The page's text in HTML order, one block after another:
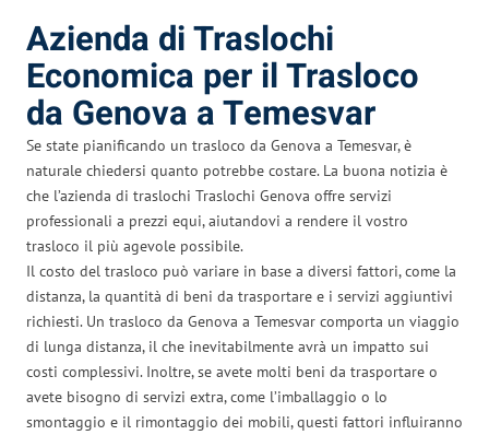
Azienda di Traslochi
Economica per il Trasloco
da Genova a Temesvar
Se state pianificando un trasloco da Genova a Temesvar, è
naturale chiedersi quanto potrebbe costare. La buona notizia è
che l’azienda di traslochi Traslochi Genova offre servizi
professionali a prezzi equi, aiutandovi a rendere il vostro
trasloco il più agevole possibile.
Il costo del trasloco può variare in base a diversi fattori, come la
distanza, la quantità di beni da trasportare e i servizi aggiuntivi
richiesti. Un trasloco da Genova a Temesvar comporta un viaggio
di lunga distanza, il che inevitabilmente avrà un impatto sui
costi complessivi. Inoltre, se avete molti beni da trasportare o
avete bisogno di servizi extra, come l’imballaggio o lo
smontaggio e il rimontaggio dei mobili, questi fattori influiranno